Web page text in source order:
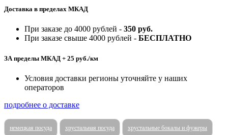
Доставка в пределах МКАД
При заказе до 4000 рублей - 350 руб.
При заказе свыше 4000 рублей - БЕСПЛАТНО
ЗА пределы МКАД + 25 руб./км
Условия доставки регионы уточняйте у наших
операторов
подробнее о доставке
немецкая посуда хрустальная посуда хрустальные бокалы и фужеры